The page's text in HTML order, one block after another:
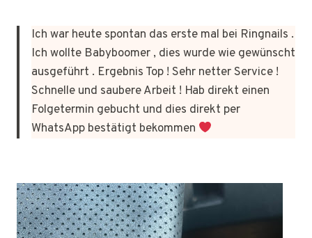
Ich war heute spontan das erste mal bei Ringnails .
Ich wollte Babyboomer , dies wurde wie gewünscht
ausgeführt . Ergebnis Top ! Sehr netter Service !
Schnelle und saubere Arbeit ! Hab direkt einen
Folgetermin gebucht und dies direkt per
WhatsApp bestätigt bekommen